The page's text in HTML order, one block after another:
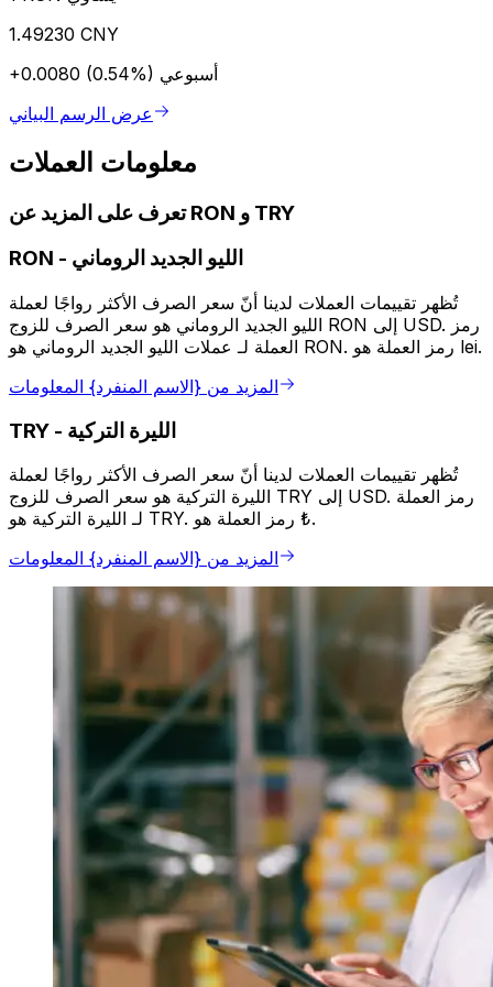
1.49230 CNY
+0.0080 (0.54%) أسبوعي
عرض الرسم البياني
معلومات العملات
تعرف على المزيد عن RON و TRY
RON - الليو الجديد الروماني
تُظهر تقييمات العملات لدينا أنّ سعر الصرف الأكثر رواجًا لعملة
الليو الجديد الروماني هو سعر الصرف للزوج RON إلى USD. رمز
العملة لـ عملات الليو الجديد الروماني هو RON. رمز العملة هو lei.
المزيد من {الاسم المنفرد} المعلومات
TRY - الليرة التركية
تُظهر تقييمات العملات لدينا أنّ سعر الصرف الأكثر رواجًا لعملة
الليرة التركية هو سعر الصرف للزوج TRY إلى USD. رمز العملة
لـ الليرة التركية هو TRY. رمز العملة هو ₺.
المزيد من {الاسم المنفرد} المعلومات